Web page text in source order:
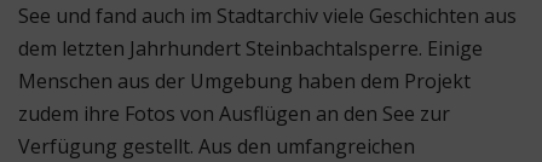
See und fand auch im Stadtarchiv viele Geschichten aus
dem letzten Jahrhundert Steinbachtalsperre. Einige
Menschen aus der Umgebung haben dem Projekt
zudem ihre Fotos von Ausflügen an den See zur
Verfügung gestellt. Aus den umfangreichen